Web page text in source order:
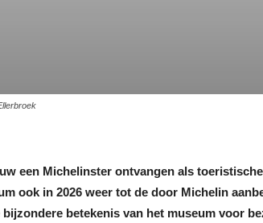
een Michelinster ontvangen als
ook in 2026 weer tot de door Michelin
betekenis van het museum voor